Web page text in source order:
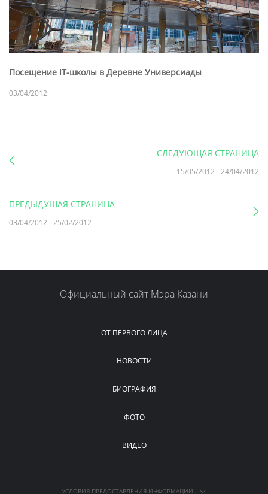
Посещение IT-школы в Деревне Универсиады
03/04/2012
СЛЕДУЮЩАЯ СТРАНИЦА
15/05/2012 -24/04/2012
ПРЕДЫДУЩАЯ СТРАНИЦА
03/04/2012 -25/02/2012
Официальный сайт Мэра Казани
ОТ ПЕРВОГО ЛИЦА
НОВОСТИ
БИОГРАФИЯ
ФОТО
ВИДЕО
УСЛОВИЯ ПРЕДОСТАВЛЕНИЯ ИНФОРМАЦИИ